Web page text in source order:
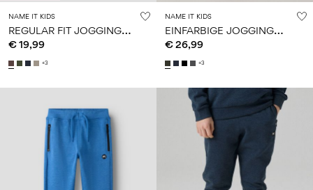
NAME IT KIDS
R
EGULAR FIT JOGGINGHOSE
€ 19,99
+3
NAME IT KIDS
E
INFARBIGE JOGGINGHOSE
€ 26,99
+3